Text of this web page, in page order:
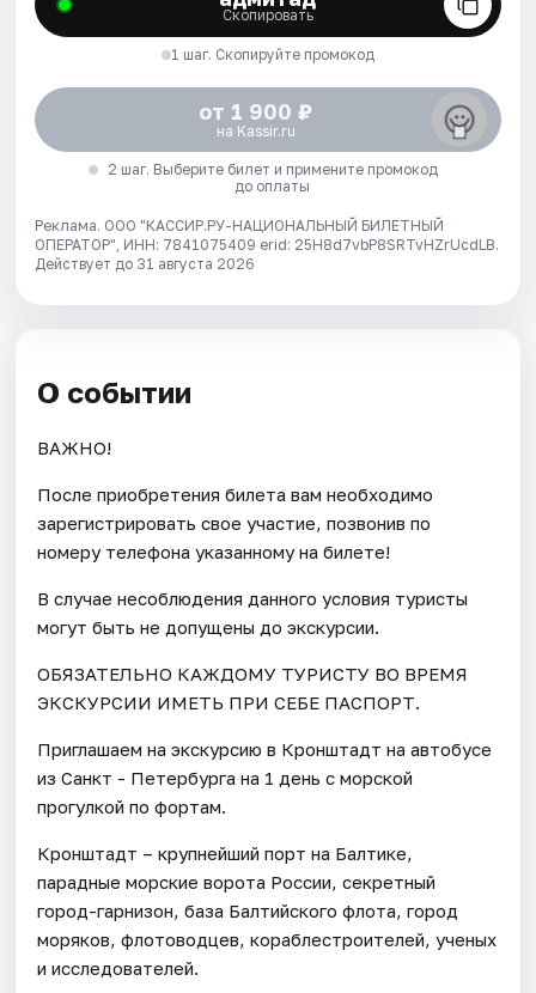
Скопировать
1 шаг. Скопируйте промокод
от 1 900 ₽
на Kassir.ru
2 шаг. Выберите билет и примените промокод
до оплаты
Реклама. ООО "КАССИР.РУ-НАЦИОНАЛЬНЫЙ БИЛЕТНЫЙ
ОПЕРАТОР", ИНН: 7841075409 erid: 25H8d7vbP8SRTvHZrUcdLB.
Действует до 31 августа 2026
О событии
ВАЖНО!
После приобретения билета вам необходимо
зарегистрировать свое участие, позвонив по
номеру телефона указанному на билете!
В случае несоблюдения данного условия туристы
могут быть не допущены до экскурсии.
ОБЯЗАТЕЛЬНО КАЖДОМУ ТУРИСТУ ВО ВРЕМЯ
ЭКСКУРСИИ ИМЕТЬ ПРИ СЕБЕ ПАСПОРТ.
Приглашаем на экскурсию в Кронштадт на автобусе
из Санкт - Петербурга на 1 день с морской
прогулкой по фортам.
Кронштадт – крупнейший порт на Балтике,
парадные морские ворота России, секретный
город-гарнизон, база Балтийского флота, город
моряков, флотоводцев, кораблестроителей, ученых
и исследователей.